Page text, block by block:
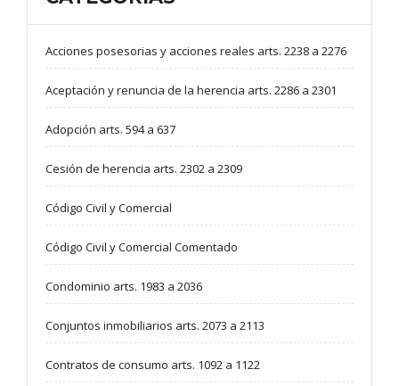
Acciones posesorias y acciones reales arts. 2238 a 2276
Aceptación y renuncia de la herencia arts. 2286 a 2301
Adopción arts. 594 a 637
Cesión de herencia arts. 2302 a 2309
Código Civil y Comercial
Código Civil y Comercial Comentado
Condominio arts. 1983 a 2036
Conjuntos inmobiliarios arts. 2073 a 2113
Contratos de consumo arts. 1092 a 1122